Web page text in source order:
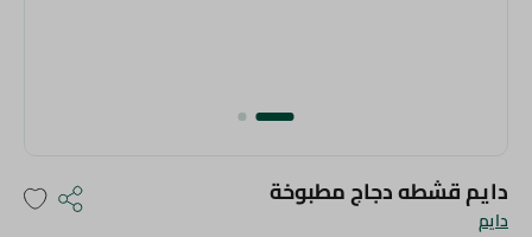
دايم
دايم قشطه دجاج مطبوخة